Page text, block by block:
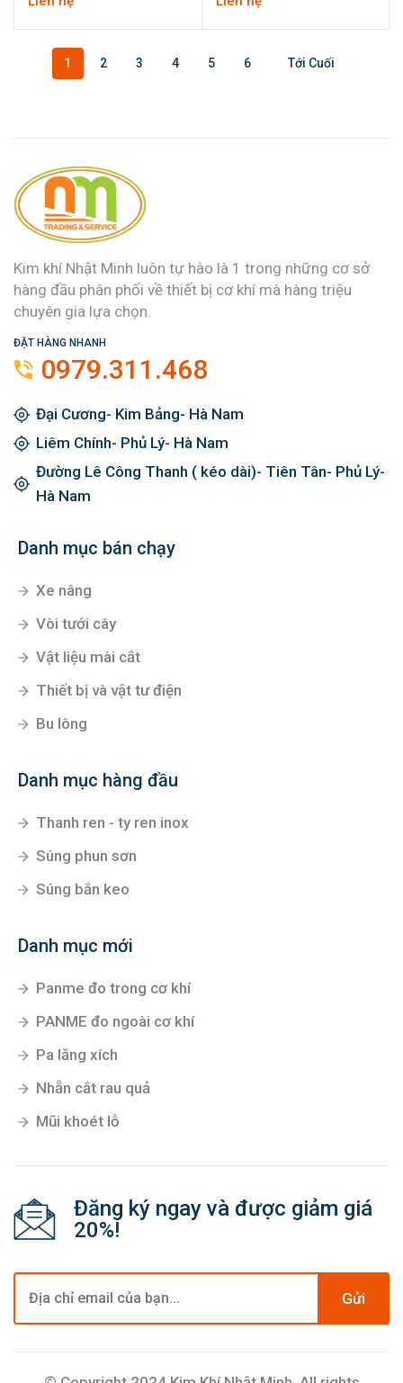
1 2 3 4 5 6 Tới Cuối
Kim khí Nhật Minh luôn tự hào là 1 trong những cơ sở
hàng đầu phân phối về thiết bị cơ khí mà hàng triệu
chuyên gia lựa chọn.
ĐẶT HÀNG NHANH
0979.311.468
Đại Cương- Kim Bảng- Hà Nam
Liêm Chính- Phủ Lý- Hà Nam
Đường Lê Công Thanh ( kéo dài)- Tiên Tân- Phủ Lý-
Hà Nam
Danh mục bán chạy
Xe nâng
Vòi tưới cây
Vật liệu mài cắt
Thiết bị và vật tư điện
Bu lông
Danh mục hàng đầu
Thanh ren - ty ren inox
Súng phun sơn
Súng bắn keo
Danh mục mới
Panme đo trong cơ khí
PANME đo ngoài cơ khí
Pa lăng xích
Nhẵn cắt rau quả
Mũi khoét lỗ
Đăng ký ngay và được giảm giá
20%!
Gửi